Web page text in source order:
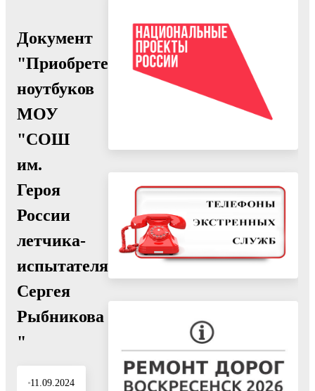
Документ
"Приобретение
ноутбуков
МОУ
"СОШ
им.
Героя
России
летчика-
испытателя
Сергея
Рыбникова
"
11.09.2024